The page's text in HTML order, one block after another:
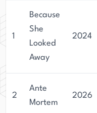
1
Because
She
Looked
Away
2024
2
Ante
Mortem
2026